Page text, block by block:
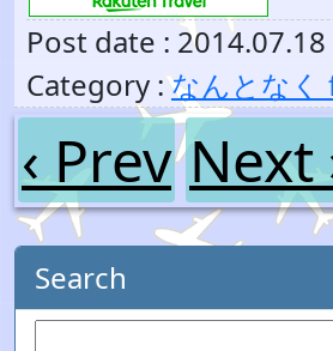
Post date :
Category : なんとな
‹ Prev Next
Search